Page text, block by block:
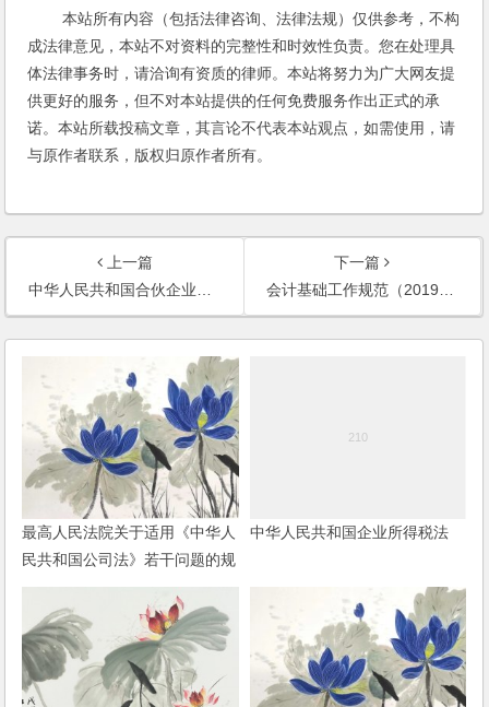
本站所有内容（包括法律咨询、法律法规）仅供参考，不构
成法律意见，本站不对资料的完整性和时效性负责。您在处理具
体法律事务时，请洽询有资质的律师。本站将努力为广大网友提
供更好的服务，但不对本站提供的任何免费服务作出正式的承
诺。本站所载投稿文章，其言论不代表本站观点，如需使用，请
与原作者联系，版权归原作者所有。
上一篇
中华人民共和国合伙企业登记管理办法（2019修正）
下一篇
会计基础工作规范（2019修改）
最高人民法院关于适用《中华人
民共和国公司法》若干问题的规
定（五）
中华人民共和国企业所得税法